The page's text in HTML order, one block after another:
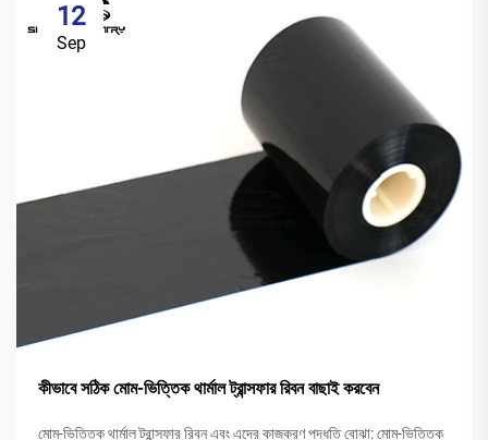
12
Sep
কীভাবে সঠিক মোম-ভিত্তিক থার্মাল ট্রান্সফার রিবন বাছাই করবেন
মোম-ভিত্তিক থার্মাল ট্রান্সফার রিবন এবং এদের কাজকরণ পদ্ধতি বোঝা: মোম-ভিত্তিক